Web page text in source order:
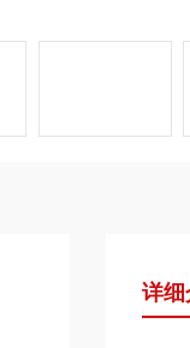
详细